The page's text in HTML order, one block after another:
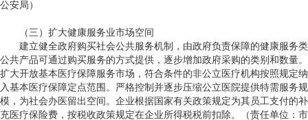
公安局）
（三）扩大健康服务业市场空间
建立健全政府购买社会公共服务机制，由政府负责保障的健康服务类
公共产品可通过购买服务的方式提供，逐步增加政府采购的类别和数量。
扩大开放基本医疗保障服务市场，符合条件的非公立医疗机构按照规定纳
入基本医疗保障定点范围。严格控制并逐步压缩公立医院提供特需服务规
模，为社会办医留出空间。企业根据国家有关政策规定为其员工支付的补
充医疗保险费，按税收政策规定在企业所得税税前扣除。（责任单位：市